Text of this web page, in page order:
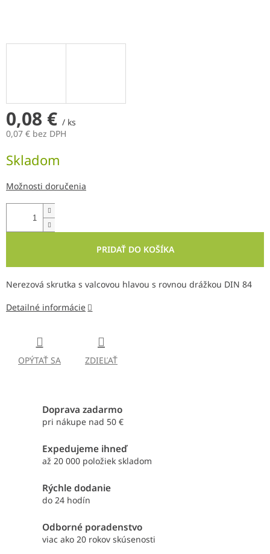
0,08 € / ks
0,07 € bez DPH
cena:
Skladom
Možnosti doručenia
PRIDAŤ DO KOŠÍKA
Nerezová skrutka s valcovou hlavou s rovnou drážkou DIN 84
Detailné informácie
OPÝTAŤ SA ZDIEĽAŤ
Doprava zadarmo
pri nákupe nad 50 €
Expedujeme ihneď
až 20 000 položiek skladom
Rýchle dodanie
do 24 hodín
Odborné poradenstvo
viac ako 20 rokov skúsenosti